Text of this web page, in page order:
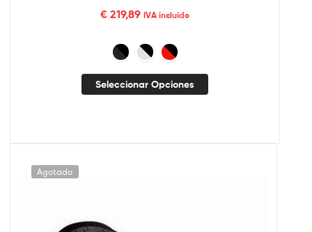
€ 219,89 IVA incluído
Seleccionar Opciones
Agotado